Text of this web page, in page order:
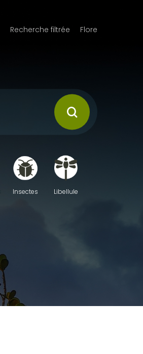
Recherche filtrée Flore
Insectes Libellule